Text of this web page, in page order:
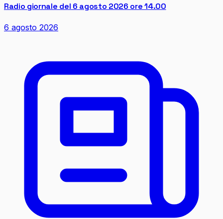
Radio giornale del 6 agosto 2026 ore 14.00
6 agosto 2026